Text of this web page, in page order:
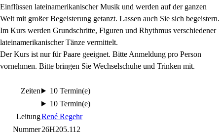
Einflüssen lateinamerikanischer Musik und werden auf der ganzen
Welt mit großer Begeisterung getanzt. Lassen auch Sie sich begeistern.
Im Kurs werden Grundschritte, Figuren und Rhythmus verschiedener
lateinamerikanischer Tänze vermittelt.
Der Kurs ist nur für Paare geeignet. Bitte Anmeldung pro Person
vornehmen. Bitte bringen Sie Wechselschuhe und Trinken mit.
Zeiten
10 Termin(e)
10 Termin(e)
LeitungRené Regehr
Nummer26H205.112